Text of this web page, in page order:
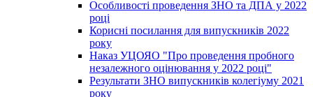
Особливості проведення ЗНО та ДПА у 2022
році
Корисні посилання для випускників 2022
року
Наказ УЦОЯО "Про проведення пробного
незалежного оцінювання у 2022 році"
Результати ЗНО випускників колегіуму 2021
року